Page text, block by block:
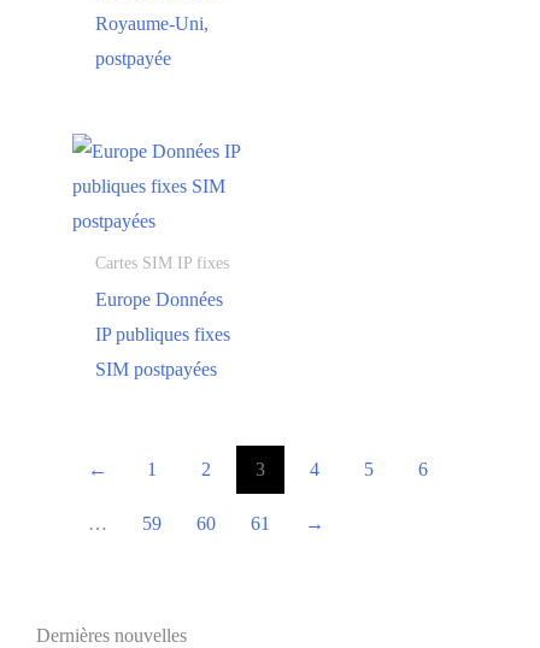
Royaume-Uni,
postpayée
Cartes SIM IP fixes
Europe Données
IP publiques fixes
SIM postpayées
← 1 2 3 4 5 6
… 59 60 61 →
Dernières nouvelles